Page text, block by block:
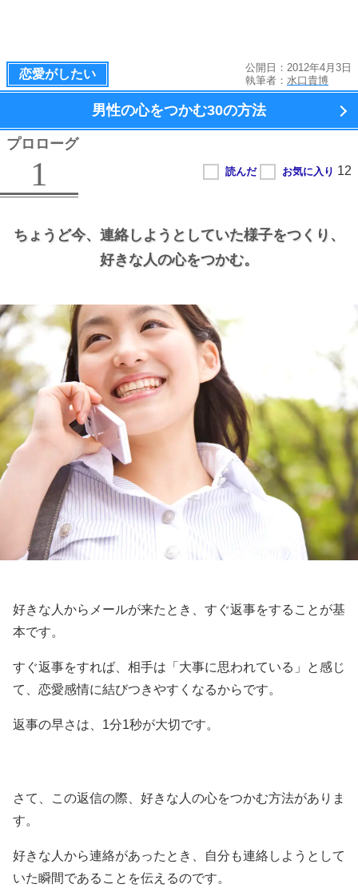
恋愛がしたい
公開日：2012年4月3日
執筆者： 水口貴博
男性の心をつかむ30の方法
プロローグ
1
ちょうど今、 連絡しようとしていた様子をつくり、
好きな人の心をつかむ。
好きな人からメールが来たとき、すぐ返事をすることが基
本です。
すぐ返事をすれば、相手は「大事に思われている」と感じ
て、恋愛感情に結びつきやすくなるからです。
返事の早さは、1分1秒が大切です。
さて、この返信の際、好きな人の心をつかむ方法がありま
す。
好きな人から連絡があったとき、自分も連絡しようとして
いた瞬間であることを伝えるのです。